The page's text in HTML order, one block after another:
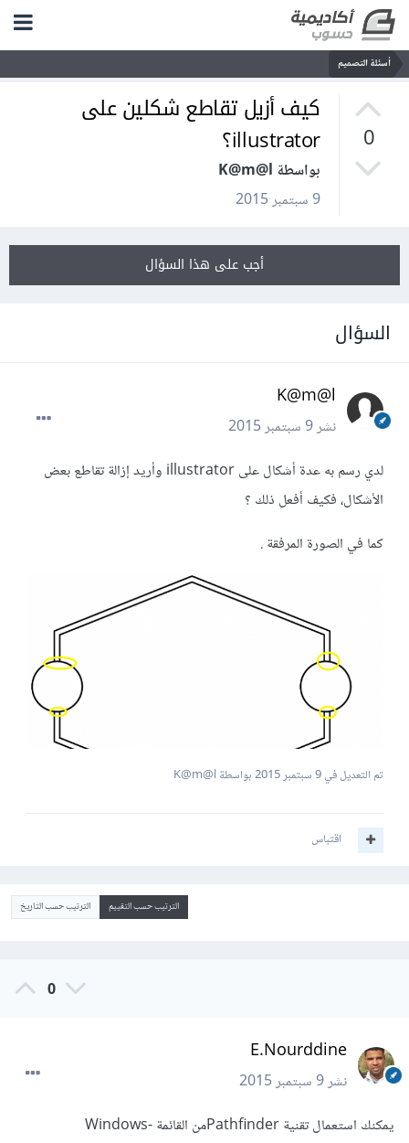
أسئلة التصميم
0
كيف أزيل تقاطع شكلين على
illustrator؟
بواسطة K@m@l
9 سبتمبر 2015
أجب على هذا السؤال
السؤال
K@m@l
نشر9 سبتمبر 2015
لدي رسم به عدة أشكال على illustrator وأريد إزالة تقاطع بعض
الأشكال، فكيف أفعل ذلك ؟
كما في الصورة المرفقة .
تم التعديل في9 سبتمبر 2015 بواسطة K@m@l
اقتباس
الترتيب حسب التقييم الترتيب حسب التاريخ
0
E.Nourddine
نشر9 سبتمبر 2015
يمكنك استعمال تقنية Pathfinderمن القائمة Windows-